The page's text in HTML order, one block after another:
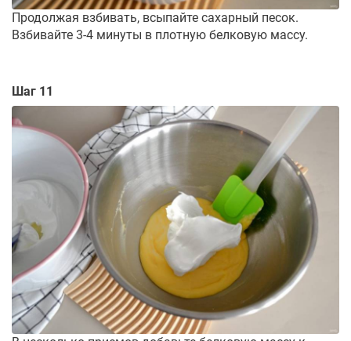
Продолжая взбивать, всыпайте сахарный песок.
Взбивайте 3-4 минуты в плотную белковую массу.
Шаг 11